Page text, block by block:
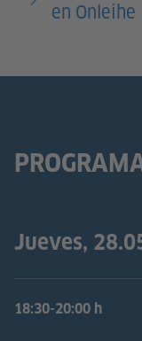
en Onleihe
Jueves,
18:30-20:00 h